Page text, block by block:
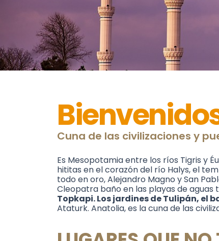
Cuna de las civilizaciones y
Es Mesopotamia entre los ríos Tigris y
hititas en el corazón del río Halys, el
todo en oro, Alejandro Magno y San
Cleopatra baño en las playas de aguas
Topkapi. Los jardines de Tulipán, el
Ataturk. Anatolia, es la cuna de las